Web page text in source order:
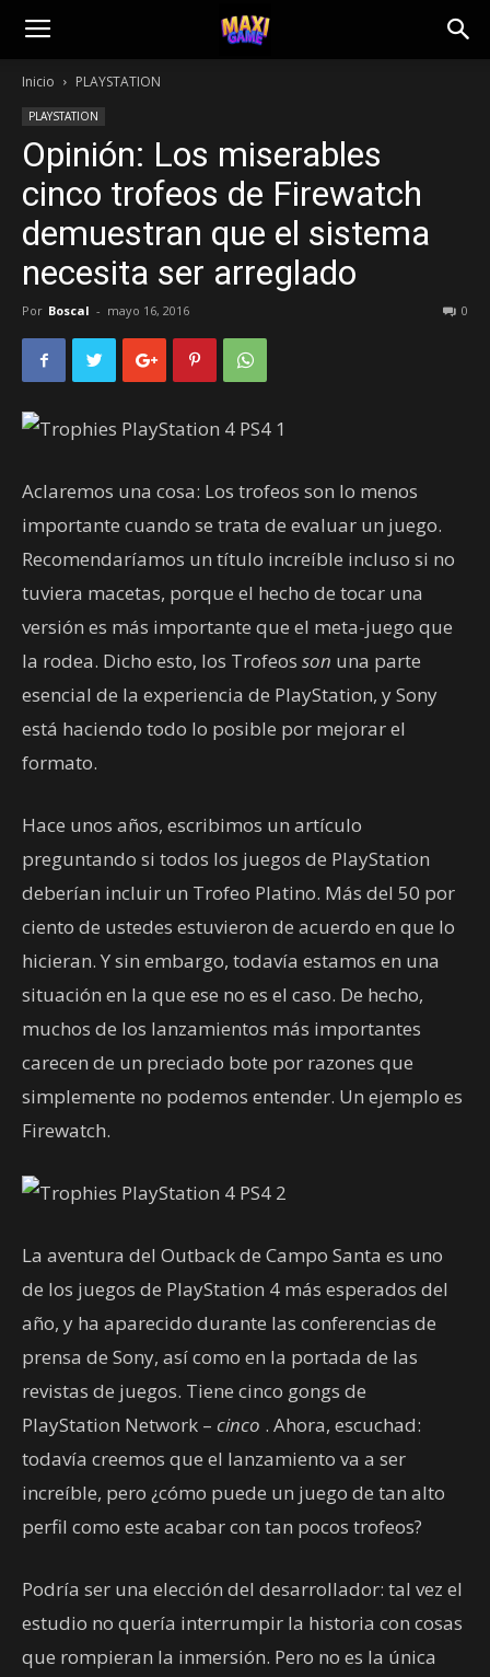
Inicio PLAYSTATION
PLAYSTATION
Opinión: Los miserables
cinco trofeos de Firewatch
demuestran que el sistema
necesita ser arreglado
Por Boscal - mayo 16, 2016 0
Aclaremos una cosa: Los trofeos son lo menos
importante cuando se trata de evaluar un juego.
Recomendaríamos un título increíble incluso si no
tuviera macetas, porque el hecho de tocar una
versión es más importante que el meta-juego que
la rodea. Dicho esto, los Trofeos son una parte
esencial de la experiencia de PlayStation, y Sony
está haciendo todo lo posible por mejorar el
formato.
Hace unos años, escribimos un artículo
preguntando si todos los juegos de PlayStation
deberían incluir un Trofeo Platino. Más del 50 por
ciento de ustedes estuvieron de acuerdo en que lo
hicieran. Y sin embargo, todavía estamos en una
situación en la que ese no es el caso. De hecho,
muchos de los lanzamientos más importantes
carecen de un preciado bote por razones que
simplemente no podemos entender. Un ejemplo es
Firewatch.
La aventura del Outback de Campo Santa es uno
de los juegos de PlayStation 4 más esperados del
año, y ha aparecido durante las conferencias de
prensa de Sony, así como en la portada de las
revistas de juegos. Tiene cinco gongs de
PlayStation Network – cinco . Ahora, escuchad:
todavía creemos que el lanzamiento va a ser
increíble, pero ¿cómo puede un juego de tan alto
perfil como este acabar con tan pocos trofeos?
Podría ser una elección del desarrollador: tal vez el
estudio no quería interrumpir la historia con cosas
que rompieran la inmersión. Pero no es la única